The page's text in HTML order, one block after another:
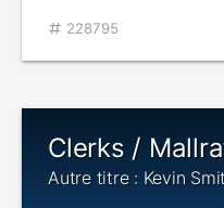
228795
Clerks /
Autre titre : Kevin